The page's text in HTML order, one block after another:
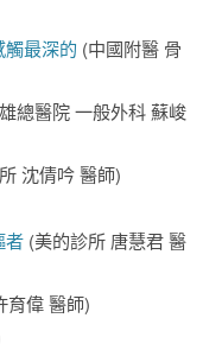
最深的 (中國附醫 骨
總醫院 一般外科 蘇峻
沈倩吟 醫師)
者 (美的診所 唐慧君 醫
育偉 醫師)